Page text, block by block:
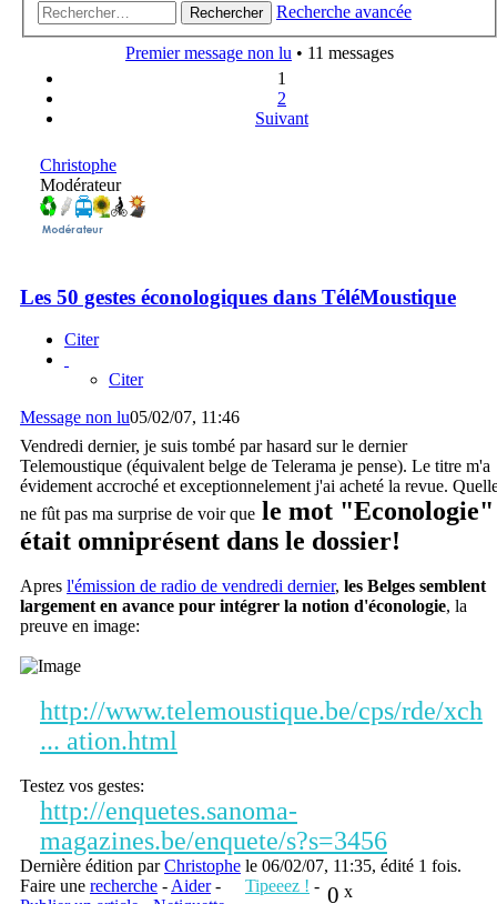
Rechercher Recherche avancée
Premier message non lu • 11 messages
1
2
Suivant
Christophe
Modérateur
Les 50 gestes éconologiques dans TéléMoustique
Citer
Citer
Message non lu05/02/07, 11:46
Vendredi dernier, je suis tombé par hasard sur le dernier
Telemoustique (équivalent belge de Telerama je pense). Le titre m'a
évidement accroché et exceptionnelement j'ai acheté la revue.
ne fût pas ma surprise de voir que le mot "Econologie"
était omniprésent dans le dossier!
Apres l'émission de radio de vendredi dernier, les Belges semblent
largement en avance pour intégrer la notion d'éconologie, la
preuve en image:
http://www.telemoustique.be/cps/rde/xch
... ation.html
Testez vos gestes:
http://enquetes.sanoma-
magazines.be/enquete/s?s=3456
Dernière édition parChristophe le 06/02/07, 11:35, édité 1 fois.
0 x
Faire une recherche - Aider- Tipeeez ! -